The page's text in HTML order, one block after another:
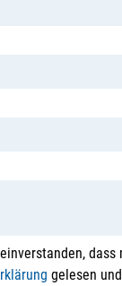
gelesen